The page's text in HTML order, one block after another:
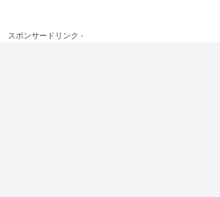
スポンサードリンク -